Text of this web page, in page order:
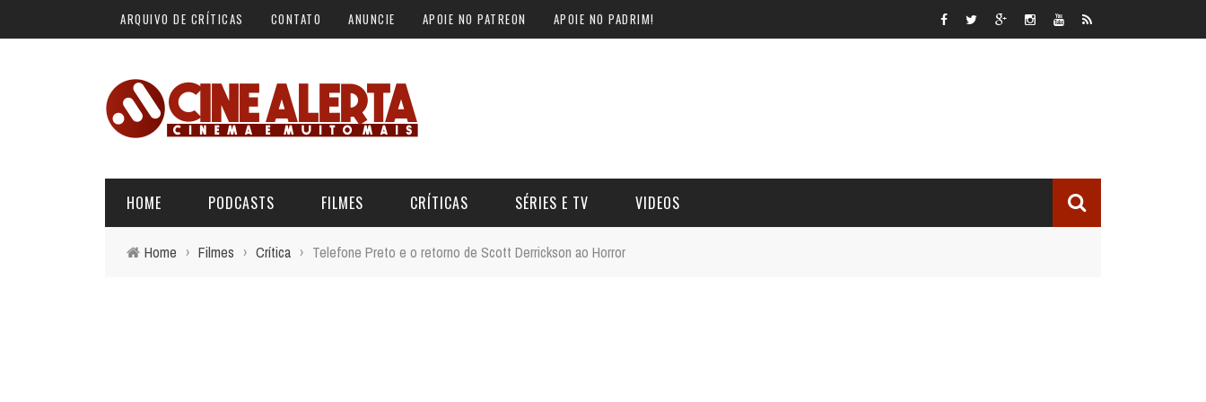
ARQUIVO DE CRÍTICAS CONTATO ANUNCIE APOIE NO PATREON APOIE NO PADRIM!
HOME PODCASTS FILMES CRÍTICAS SÉRIES E TV VIDEOS
Home › Filmes › Crítica › Telefone Preto e o retorno de Scott Derrickson ao Horror